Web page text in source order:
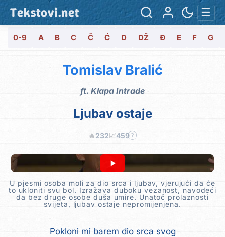
Tekstovi.net ☰
0-9 A B C Č Ć D DŽ Đ E F G
Tomislav Bralić
ft. Klapa Intrade
Ljubav ostaje
🔥232📈459 ?
U pjesmi osoba moli za dio srca i ljubav, vjerujući da će
to ukloniti svu bol. Izražava duboku vezanost, navodeći
da bez druge osobe duša umire. Unatoč prolaznosti
svijeta, ljubav ostaje nepromijenjena.
Pokloni mi barem dio srca svog